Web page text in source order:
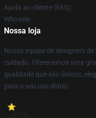
Ajuda ao cliente (FAQ)
Whosale
Nossa loja
Nossa equipe de designers
cuidado. Oferecemos uma
qualidade que são únicos,
para o seu uso diário.